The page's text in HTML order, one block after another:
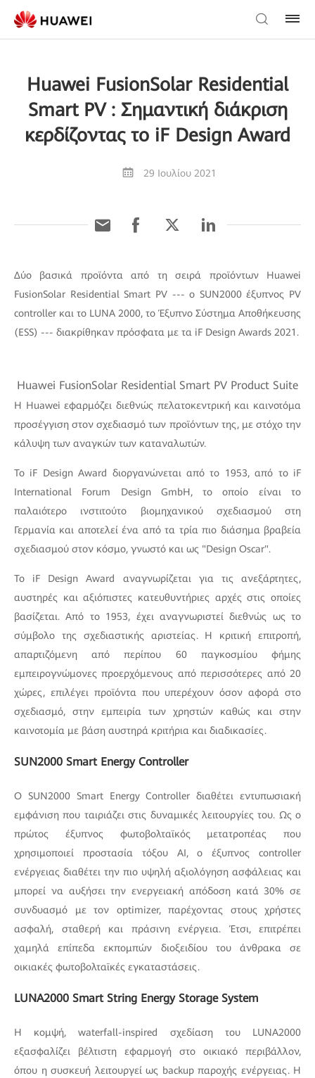
Huawei FusionSolar Residential
Smart PV : Σημαντική διάκριση
κερδίζοντας το iF Design Award
29 Ιουλίου 2021
Δύο βασικά προϊόντα από τη σειρά προϊόντων Huawei
FusionSolar Residential Smart PV --- o SUN2000 έξυπνος PV
controller και το LUNA 2000, το Έξυπνο Σύστημα Αποθήκευσης
(ESS) --- διακρίθηκαν πρόσφατα με τα iF Design Awards 2021.
Huawei FusionSolar Residential Smart PV Product Suite
Η Huawei εφαρμόζει διεθνώς πελατοκεντρική και καινοτόμα
προσέγγιση στον σχεδιασμό των προϊόντων της, με στόχο την
κάλυψη των αναγκών των καταναλωτών.
Το iF Design Award διοργανώνεται από το 1953, από το iF
International Forum Design GmbH, το οποίο είναι το
παλαιότερο ινστιτούτο βιομηχανικού σχεδιασμού στη
Γερμανία και αποτελεί ένα από τα τρία πιο διάσημα βραβεία
σχεδιασμού στον κόσμο, γνωστό και ως "Design Oscar".
Το iF Design Award αναγνωρίζεται για τις ανεξάρτητες,
αυστηρές και αξιόπιστες κατευθυντήριες αρχές στις οποίες
βασίζεται. Από το 1953, έχει αναγνωριστεί διεθνώς ως το
σύμβολο της σχεδιαστικής αριστείας. Η κριτική επιτροπή,
απαρτιζόμενη από περίπου 60 παγκοσμίου φήμης
εμπειρογνώμονες προερχόμενους από περισσότερες από 20
χώρες, επιλέγει προϊόντα που υπερέχουν όσον αφορά στο
σχεδιασμό, στην εμπειρία των χρηστών καθώς και στην
καινοτομία με βάση αυστηρά κριτήρια και διαδικασίες.
SUN2000 Smart Energy Controller
Ο SUN2000 Smart Energy Controller διαθέτει εντυπωσιακή
εμφάνιση που ταιριάζει στις δυναμικές λειτουργίες του. Ως ο
πρώτος έξυπνος φωτοβολταϊκός μετατροπέας που
χρησιμοποιεί προστασία τόξου AI, ο έξυπνος controller
ενέργειας διαθέτει την πιο υψηλή αξιολόγηση ασφάλειας και
μπορεί να αυξήσει την ενεργειακή απόδοση κατά 30% σε
συνδυασμό με τον optimizer, παρέχοντας στους χρήστες
ασφαλή, σταθερή και πράσινη ενέργεια. Έτσι, επιτρέπει
χαμηλά επίπεδα εκπομπών διοξειδίου του άνθρακα σε
οικιακές φωτοβολταϊκές εγκαταστάσεις.
LUNA2000 Smart String Energy Storage System
Η κομψή, waterfall-inspired σχεδίαση του LUNA2000
εξασφαλίζει βέλτιστη εφαρμογή στο οικιακό περιβάλλον,
όπου η συσκευή λειτουργεί ως backup παροχής ενέργειας. Η